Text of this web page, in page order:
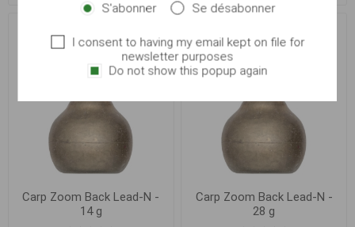
Carp Zoom Back Lead-N -
14 g
Carp Zoom Back Lead-N -
28 g
S'abonner Se désabonner
I consent to having my email kept on file for
newsletter purposes
Do not show this popup again